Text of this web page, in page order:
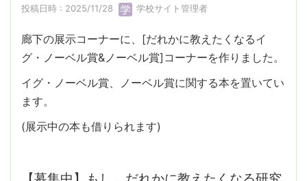
投稿日時 : 2025/11/28 学校サイト管理者
廊下の展示コーナーに、[だれかに教えたくなるイ
グ・ノーベル賞&ノーベル賞]コーナーを作りました。
イグ・ノーベル賞、ノーベル賞に関する本を置いてい
ます。
(展示中の本も借りられます)